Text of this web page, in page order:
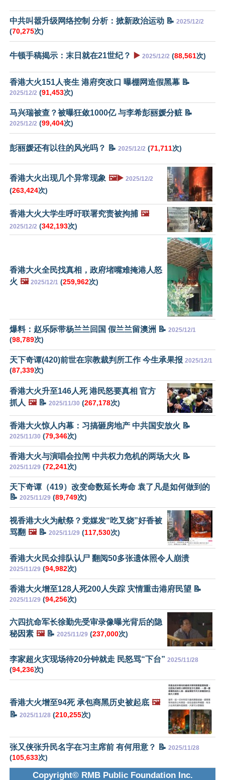
中共叫嚣升级网络控制 分析：掀新政治运动 📝 2025/12/2
(70,275次)
牛顿手稿揭示：末日就在21世纪？ ▶️ 2025/12/2 (88,561次)
香港大火151人丧生 港府突改口 曝棚网造假黑幕 📝
2025/12/2 (91,453次)
马兴瑞被查？被曝狂敛1000亿 与李希彭丽媛分赃 📝
2025/12/2 (99,404次)
彭丽媛还有以往的风光吗？ 📝 2025/12/2 (71,711次)
香港大火出现几个异常现象 🖼️▶️ 2025/12/2
(263,424次)
香港大火大学生呼吁联署究责被拘捕 🖼️
2025/12/2 (342,193次)
香港大火全民找真相，政府堵嘴难掩港人怒
火 🖼️ 2025/12/1 (259,962次)
爆料：赵乐际带杨兰兰回国 假兰兰留澳洲 📝 2025/12/1
(98,789次)
天下奇谭(420)前世在宗教裁判所工作 今生承果报 2025/12/1
(87,339次)
香港大火升至146人死 港民怒要真相 官方
抓人 🖼️📝 2025/11/30 (267,178次)
香港大火惊人内幕：习搞砸房地产 中共国安放火 📝
2025/11/30 (79,346次)
香港大火与演唱会拉闸 中共权力危机的两场大火 📝
2025/11/29 (72,241次)
天下奇谭（419）改变命数延长寿命 袁了凡是如何做到的
📝 2025/11/29 (89,749次)
视香港大火为献祭？党媒发“吃叉烧”好香被
骂翻 🖼️📝 2025/11/29 (117,530次)
香港大火民众排队认尸 翻阅50多张遗体照令人崩溃
2025/11/29 (94,982次)
香港大火增至128人死200人失踪 灾情重击港府民望 📝
2025/11/29 (94,256次)
六四抗命军长徐勤先受审录像曝光背后的隐
秘因素 🖼️📝 2025/11/29 (237,000次)
李家超火灾现场待20分钟就走 民怒骂“下台” 2025/11/28
(94,236次)
香港大火增至94死 承包商黑历史被起底 🖼️
📝 2025/11/28 (210,255次)
张又侠张升民名字在习主席前 有何用意？ 📝 2025/11/28
(105,633次)
Copyright© RMB Public Foundation Inc.